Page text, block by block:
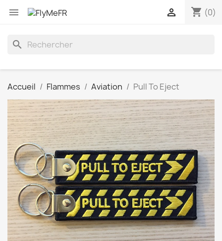
 shopping_cart (0)

search
Accueil Flammes Aviation Pull To Eject